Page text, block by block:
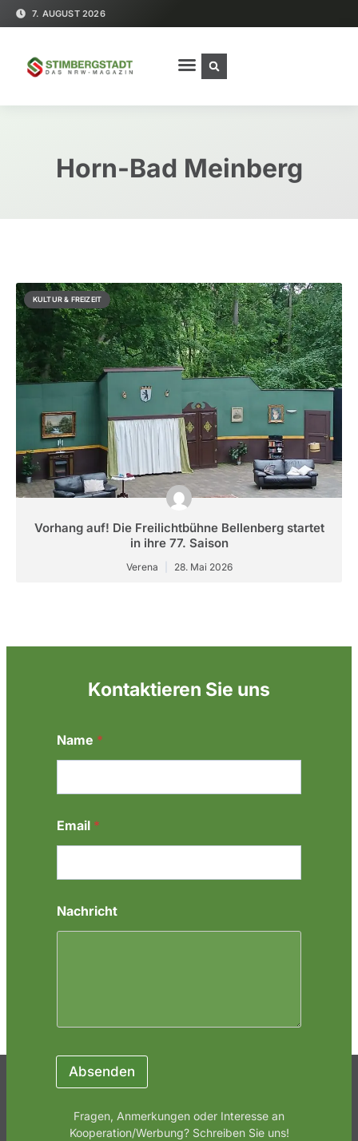
7. AUGUST 2026
Horn-Bad Meinberg
KULTUR & FREIZEIT
Vorhang auf! Die Freilichtbühne Bellenberg startet
in ihre 77. Saison
Verena 28. Mai 2026
Kontaktieren Sie uns
Name *
Email *
*
*
Nachricht
Absenden
Fragen, Anmerkungen oder Interesse an
Kooperation/Werbung? Schreiben Sie uns!